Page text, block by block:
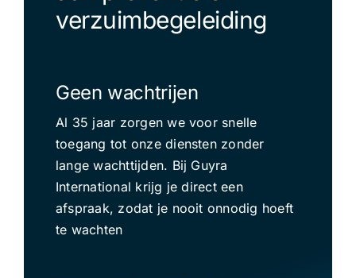
verzuimbegeleiding
Geen wachtrijen
Al 35 jaar zorgen we voor snelle
toegang tot onze diensten zonder
lange wachttijden. Bij Guyra
International krijg je direct een
afspraak, zodat je nooit onnodig hoeft
te wachten